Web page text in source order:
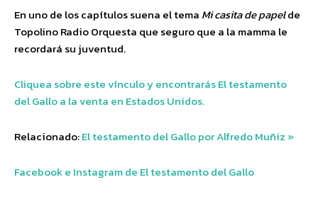
En uno de los capítulos suena el tema Mi casita de papelde
Topolino Radio Orquesta que seguro que a la mamma le
recordará su juventud.
Cliquea sobre este vínculo y encontrarás El testamento
del Gallo a la venta en Estados Unidos.
Relacionado:El testamento del Gallo por Alfredo Muñiz »
Facebook e Instagram de El testamento del Gallo